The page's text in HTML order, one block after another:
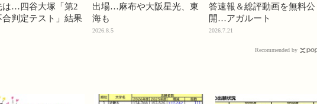
は…四谷大塚「第2
合判定テスト」結果
出場…麻布や大阪星光、東
海も
2026.8.5
答速報＆総評動画を無料公
開…アガルート
2026.7.21
Recommended by